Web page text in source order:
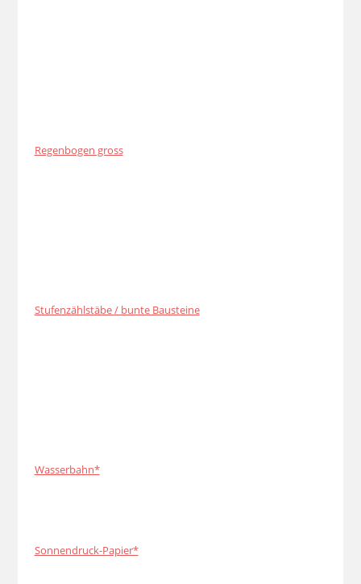
Regenbogen gross
Stufenzählstäbe / bunte Bausteine
Wasserbahn*
Sonnendruck-Papier*